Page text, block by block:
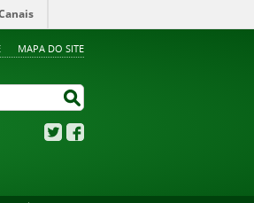
MAPA DO SITE
Twitter